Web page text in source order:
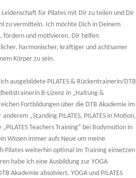
für Pilates mit Dir zu teilen und Dir
zu vermitteln. Ich möchte Dich in Deinem
fördern und motivieren. Dir helfen
harmonischer, kräftiger und achtsamer
Körper zu sein.
ausgebildete PILATES & Rückentrainerin/DTB
B-Lizenz in „Haltung &
Fortbildungen über die DTB Akademie im
anderem „Standing PILATES, PILATES in Motion,
„PILATES Teachers Training“ bei Bodymotion in
Wissen immer aufs Neue um meine
Pilates weiterhin optimal im Training einsetzen
habe ich eine Ausbildung zur YOGA
Akademie absolviert. YOGA und PILATES